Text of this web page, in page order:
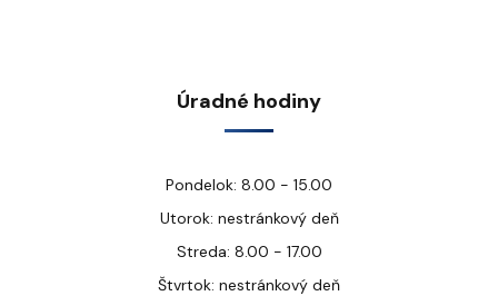
Úradné hodiny
Pondelok: 8.00 - 15.00
Utorok: nestránkový deň
Streda: 8.00 - 17.00
Štvrtok: nestránkový deň